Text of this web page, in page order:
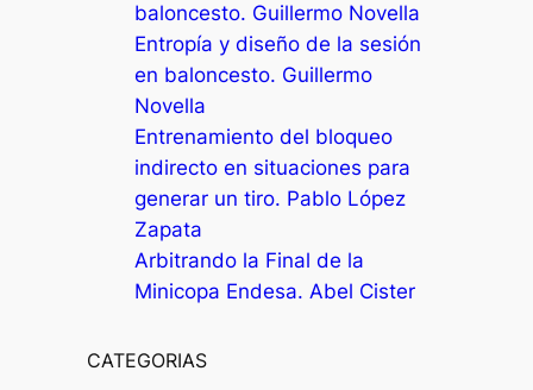
baloncesto. Guillermo Novella
Entropía y diseño de la sesión
en baloncesto. Guillermo
Novella
Entrenamiento del bloqueo
indirecto en situaciones para
generar un tiro. Pablo López
Zapata
Arbitrando la Final de la
Minicopa Endesa. Abel Cister
CATEGORIAS